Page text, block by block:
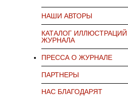
НАШИ АВТОРЫ
КАТАЛОГ ИЛЛЮСТРАЦИЙ
ЖУРНАЛА
ПРЕССА О ЖУРНАЛЕ
ПАРТНЕРЫ
НАС БЛАГОДАРЯТ